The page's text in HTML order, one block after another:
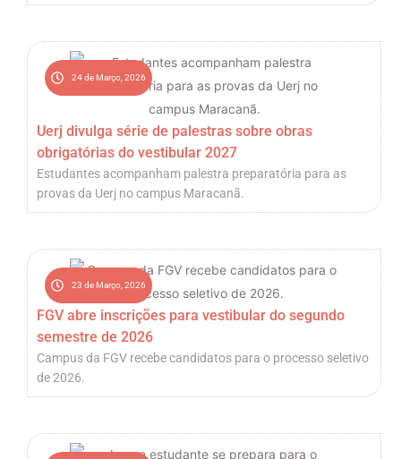
24 de Março, 2026
Uerj divulga série de palestras sobre obras
obrigatórias do vestibular 2027
Estudantes acompanham palestra preparatória para as
provas da Uerj no campus Maracanã.
23 de Março, 2026
FGV abre inscrições para vestibular do segundo
semestre de 2026
Campus da FGV recebe candidatos para o processo seletivo
de 2026.